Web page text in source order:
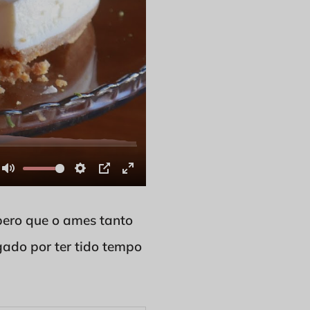
que o ames tanto
por ter tido tempo